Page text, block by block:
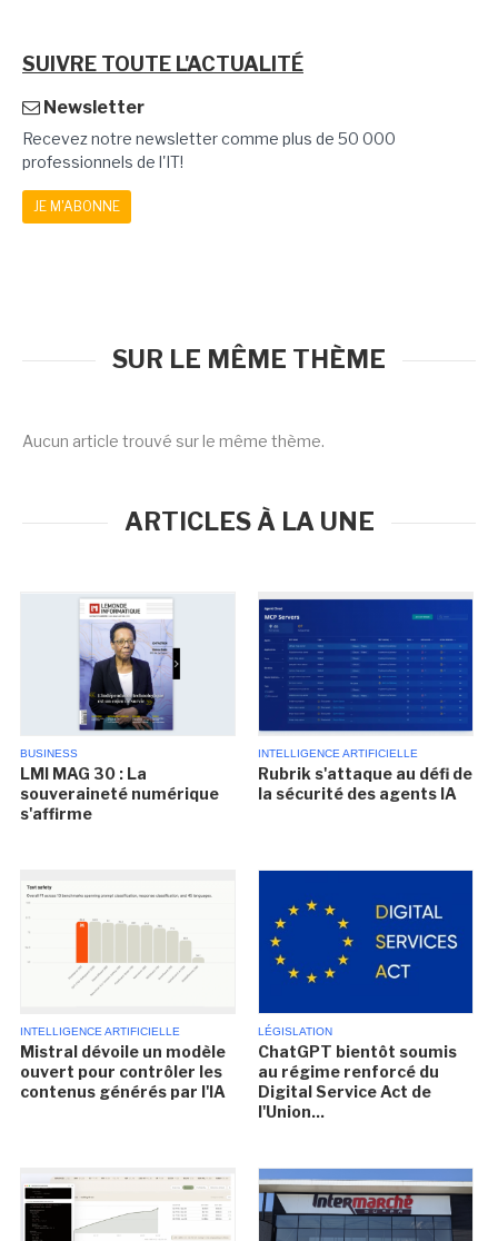
SUIVRE TOUTE L'ACTUALITÉ
Newsletter
Recevez notre newsletter comme plus de 50 000
professionnels de l'IT!
JE M'ABONNE
SUR LE MÊME THÈME
Aucun article trouvé sur le même thème.
ARTICLES À LA UNE
BUSINESS
LMI MAG 30 : La
souveraineté numérique
s'affirme
INTELLIGENCE ARTIFICIELLE
Rubrik s'attaque au défi de
la sécurité des agents IA
INTELLIGENCE ARTIFICIELLE
Mistral dévoile un modèle
ouvert pour contrôler les
contenus générés par l'IA
LÉGISLATION
ChatGPT bientôt soumis
au régime renforcé du
Digital Service Act de
l'Union...